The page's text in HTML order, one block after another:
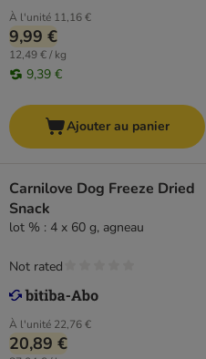
À l'unité 11,16 €
9,99 €
12,49 € / kg
9,39 €
Ajouter au panier
Carnilove Dog Freeze Dried
Snack
lot % : 4 x 60 g, agneau
À l'unité 22,76 €
20,89 €
Not rated